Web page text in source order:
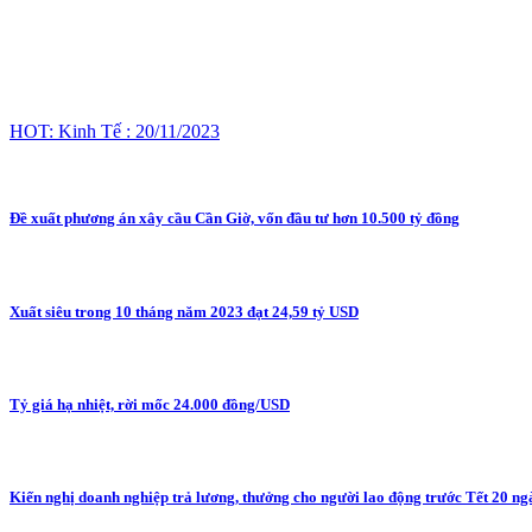
HOT: Kinh Tế : 20/11/2023
Đề xuất phương án xây cầu Cần Giờ, vốn đầu tư hơn 10.500 tỷ đồng
Xuất siêu trong 10 tháng năm 2023 đạt 24,59 tỷ USD
Tỷ giá hạ nhiệt, rời mốc 24.000 đồng/USD
Kiến nghị doanh nghiệp trả lương, thưởng cho người lao động trước Tết 20